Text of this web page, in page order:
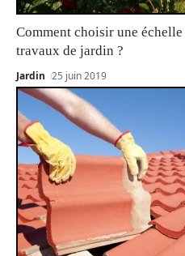
Comment choisir une
travaux de jardin ?
Jardin 25 juin 2019